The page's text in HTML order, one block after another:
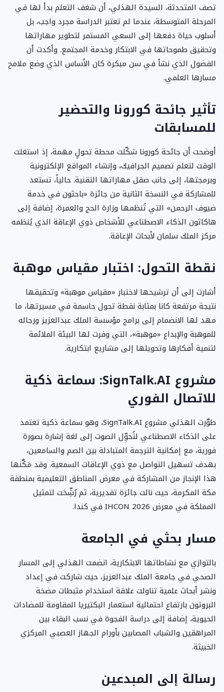
تصف المتحدثة، السيدة الهذلي، أن شغف التعلم بدأ لها في
المرحلة المتوسطة، عندما لم تعتبر الدراسة مجرد واجب، بل
أسلوب حياة دفعها إلى السعي المستمر لتطوير مهاراتها
وتحقيق طموحاتها في الابتكار وخدمة المجتمع. وأكدت أن
الفضول الذي نشأ في سن مبكرة كان الأساس الذي وضع ملامح
مسارها العلمي.
تأثير جائحة كورونا والتحضير
للمسابقات
أوضحت أن جائحة كورونا شكّلت محطة تحولٍ مهمة، إذ استغلت
الوقت لتعلم تصميم الجرافيك، وإنشاء المواقع الإلكترونية
وبرمجتها، إلى جانب صقل مهاراتها التقنية. حالياً، تستعد
للمشاركة في النسخة الثانية من جائزة «باحثون في خدمة
ضيوف الرحمن» التي تُنظمها وزارة الحج والعمرة، إضافة إلى
هاكاثون الذكاء الاصطناعي للأشخاص ذوي الإعاقة الذي يُنظمه
مركز الملك سلمان لأبحاث الإعاقة.
نقطة التحول: اختبار مقياس موهبة
أشارت إلى أن ترشيحها لاختبار «مقياس موهبة» وتحقيقها
نتيجة مرتفعة كانا بمثابة نقطة تحول حاسمة في مسيرتها، ما
مهد لها الانضمام إلى برامج مؤسسة الملك عبدالعزيز ورجاله
للموهبة والإبداع «موهبة»، التي وفرت لها البيئة الملائمة
لتنمية أفكارها وتحويلها إلى مشاريع ابتكارية.
مشروع SignTalk.AI: سماعة ذكية
للاتصال الفوري
طوَّرت الهذلي مشروع SignTalk.AI، وهو سماعة ذكية تعتمد
على الذكاء الاصطناعي لتُحوِّل الصوت إلى لغة إشارة بصورة
فورية، مع إمكانية الترجمة المتبادلة بين الصم والسامعين،
بهدف تسهيل التواصل مع ذوي الإعاقات السمعية. وقد مَكَّنها
هذا الإنجاز من المشاركة في معرض المناطق التعليمية بمنطقة
مكة المكرمة، حيث نالت جائزة تقديرية، ثم رُشِّحَت لتمثيل
المملكة في معرض IHCON 2026 في كندا.
مسار بحثي في الجامعة
بالتوازي مع نشاطاتها الابتكارية، انضمت الهذلي إلى المسار
الصحي في جامعة الملك عبدالعزيز، حيث شاركت في إعداد
ونشر أبحاث علمية تناولت علاقة استخدام مثبطات مضخة
البروتون بارتفاع احتمالية استعمار البكتيريا المقاومة للمضادات
الحيوية، إضافة إلى دراسة الفجوة في نسب البقاء بين
المراهقين والشباب المصابين بأورام الجهاز العصبي المركزي
الخبيثة.
رسالة إلى المبدعين